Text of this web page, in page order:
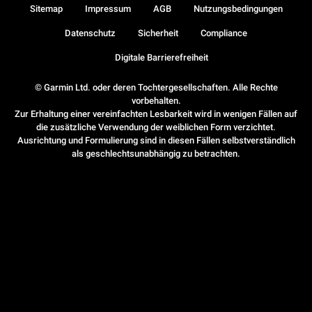
© Garmin Ltd. oder deren Tochtergesellschaften. Alle Rechte
vorbehalten.
Zur Erhaltung einer vereinfachten Lesbarkeit wird in wenigen Fällen auf
die zusätzliche Verwendung der weiblichen Form verzichtet.
Ausrichtung und Formulierung sind in diesen Fällen selbstverständlich
als geschlechtsunabhängig zu betrachten.
Sitemap Impressum AGB Nutzungsbedingungen
Datenschutz Sicherheit Compliance
Digitale Barrierefreiheit